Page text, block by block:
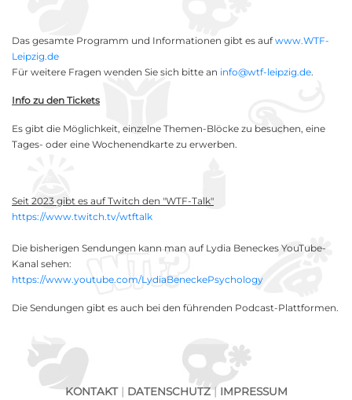
Das gesamte Programm und Informationen gibt es aufwww.WTF-
Leipzig.de
Für weitere Fragen wenden Sie sich bitte an info@wtf-leipzig.de.
Info zu den Tickets
Es gibt die Möglichkeit, einzelne Themen-Blöcke zu besuchen, eine
Tages- oder eine Wochenendkarte zu erwerben.
Seit 2023 gibt es auf Twitch den "WTF-Talk"
https://www.twitch.tv/wtftalk
Die bisherigen Sendungen kann man auf Lydia Beneckes YouTube-
Kanal sehen:
https://www.youtube.com/LydiaBeneckePsychology
Die Sendungen gibt es auch bei den führenden Podcast-Plattformen.
KONTAKT| DATENSCHUTZ| IMPRESSUM